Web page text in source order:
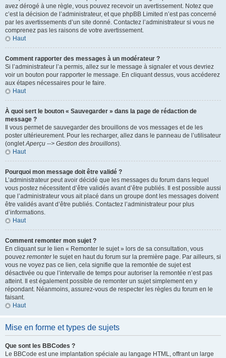
avez dérogé à une règle, vous pouvez recevoir un avertissement. Notez que
c’est la décision de l’administrateur, et que phpBB Limited n’est pas concerné
par les avertissements d’un site donné. Contactez l’administrateur si vous ne
comprenez pas les raisons de votre avertissement.
Haut
Comment rapporter des messages à un modérateur ?
Si l’administrateur l’a permis, allez sur le message à signaler et vous devriez
voir un bouton pour rapporter le message. En cliquant dessus, vous accéderez
aux étapes nécessaires pour le faire.
Haut
À quoi sert le bouton « Sauvegarder » dans la page de rédaction de
message ?
Il vous permet de sauvegarder des brouillons de vos messages et de les
poster ultérieurement. Pour les recharger, allez dans le panneau de l’utilisateur
(ongletAperçu --> Gestion des brouillons).
Haut
Pourquoi mon message doit être validé ?
L’administrateur peut avoir décidé que les messages du forum dans lequel
vous postez nécessitent d’être validés avant d’être publiés. Il est possible aussi
que l’administrateur vous ait placé dans un groupe dont les messages doivent
être validés avant d’être publiés. Contactez l’administrateur pour plus
d’informations.
Haut
Comment remonter mon sujet ?
En cliquant sur le lien « Remonter le sujet » lors de sa consultation, vous
pouvez remonterle sujet en haut du forum sur la première page. Par ailleurs, si
vous ne voyez pas ce lien, cela signifie que la remontée de sujet est
désactivée ou que l’intervalle de temps pour autoriser la remontée n’est pas
atteint. Il est également possible de remonter un sujet simplement en y
répondant. Néanmoins, assurez-vous de respecter les règles du forum en le
faisant.
Haut
Mise en forme et types de sujets
Que sont les BBCodes ?
Le BBCode est une implantation spéciale au langage HTML, offrant un large